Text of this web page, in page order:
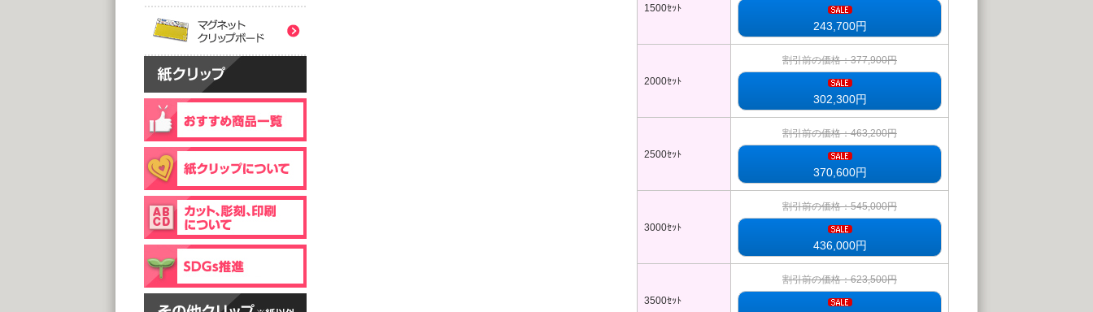
1500ｾｯﾄ
243,700円
2000ｾｯﾄ
割引前の価格：377,900円
302,300円
2500ｾｯﾄ
割引前の価格：463,200円
370,600円
3000ｾｯﾄ
割引前の価格：545,000円
436,000円
3500ｾｯﾄ
割引前の価格：623,500円